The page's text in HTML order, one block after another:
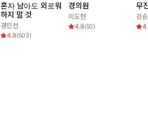
혼자 남아도 외로워
하지 말 것
경민선
4.9(503)
경의원
이도현
4.9(50)
무
김